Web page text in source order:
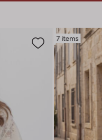
7 items